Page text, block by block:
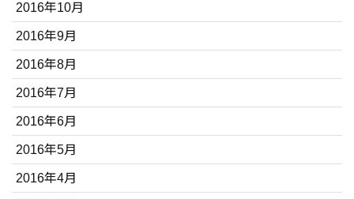
2016年10月
2016年9月
2016年8月
2016年7月
2016年6月
2016年5月
2016年4月